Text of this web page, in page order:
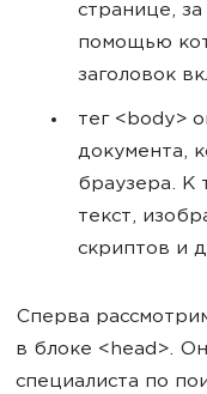
странице,
помощью
заголовок
тег <body>
документа,
браузера. К
текст,
скриптов и
Сперва
в блоке <head>.
специалиста по